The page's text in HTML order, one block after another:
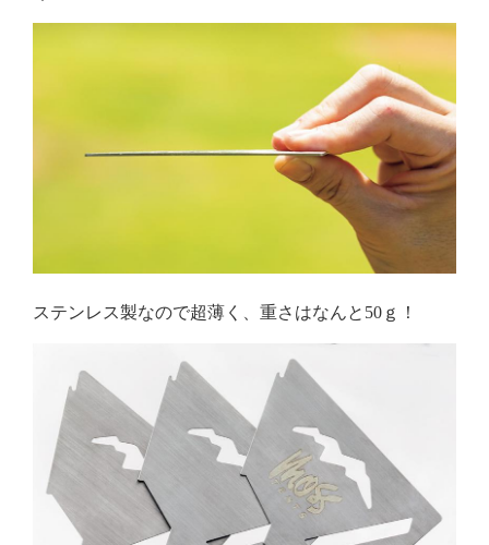
ステンレス製なので超薄く、重さはなんと50ｇ！